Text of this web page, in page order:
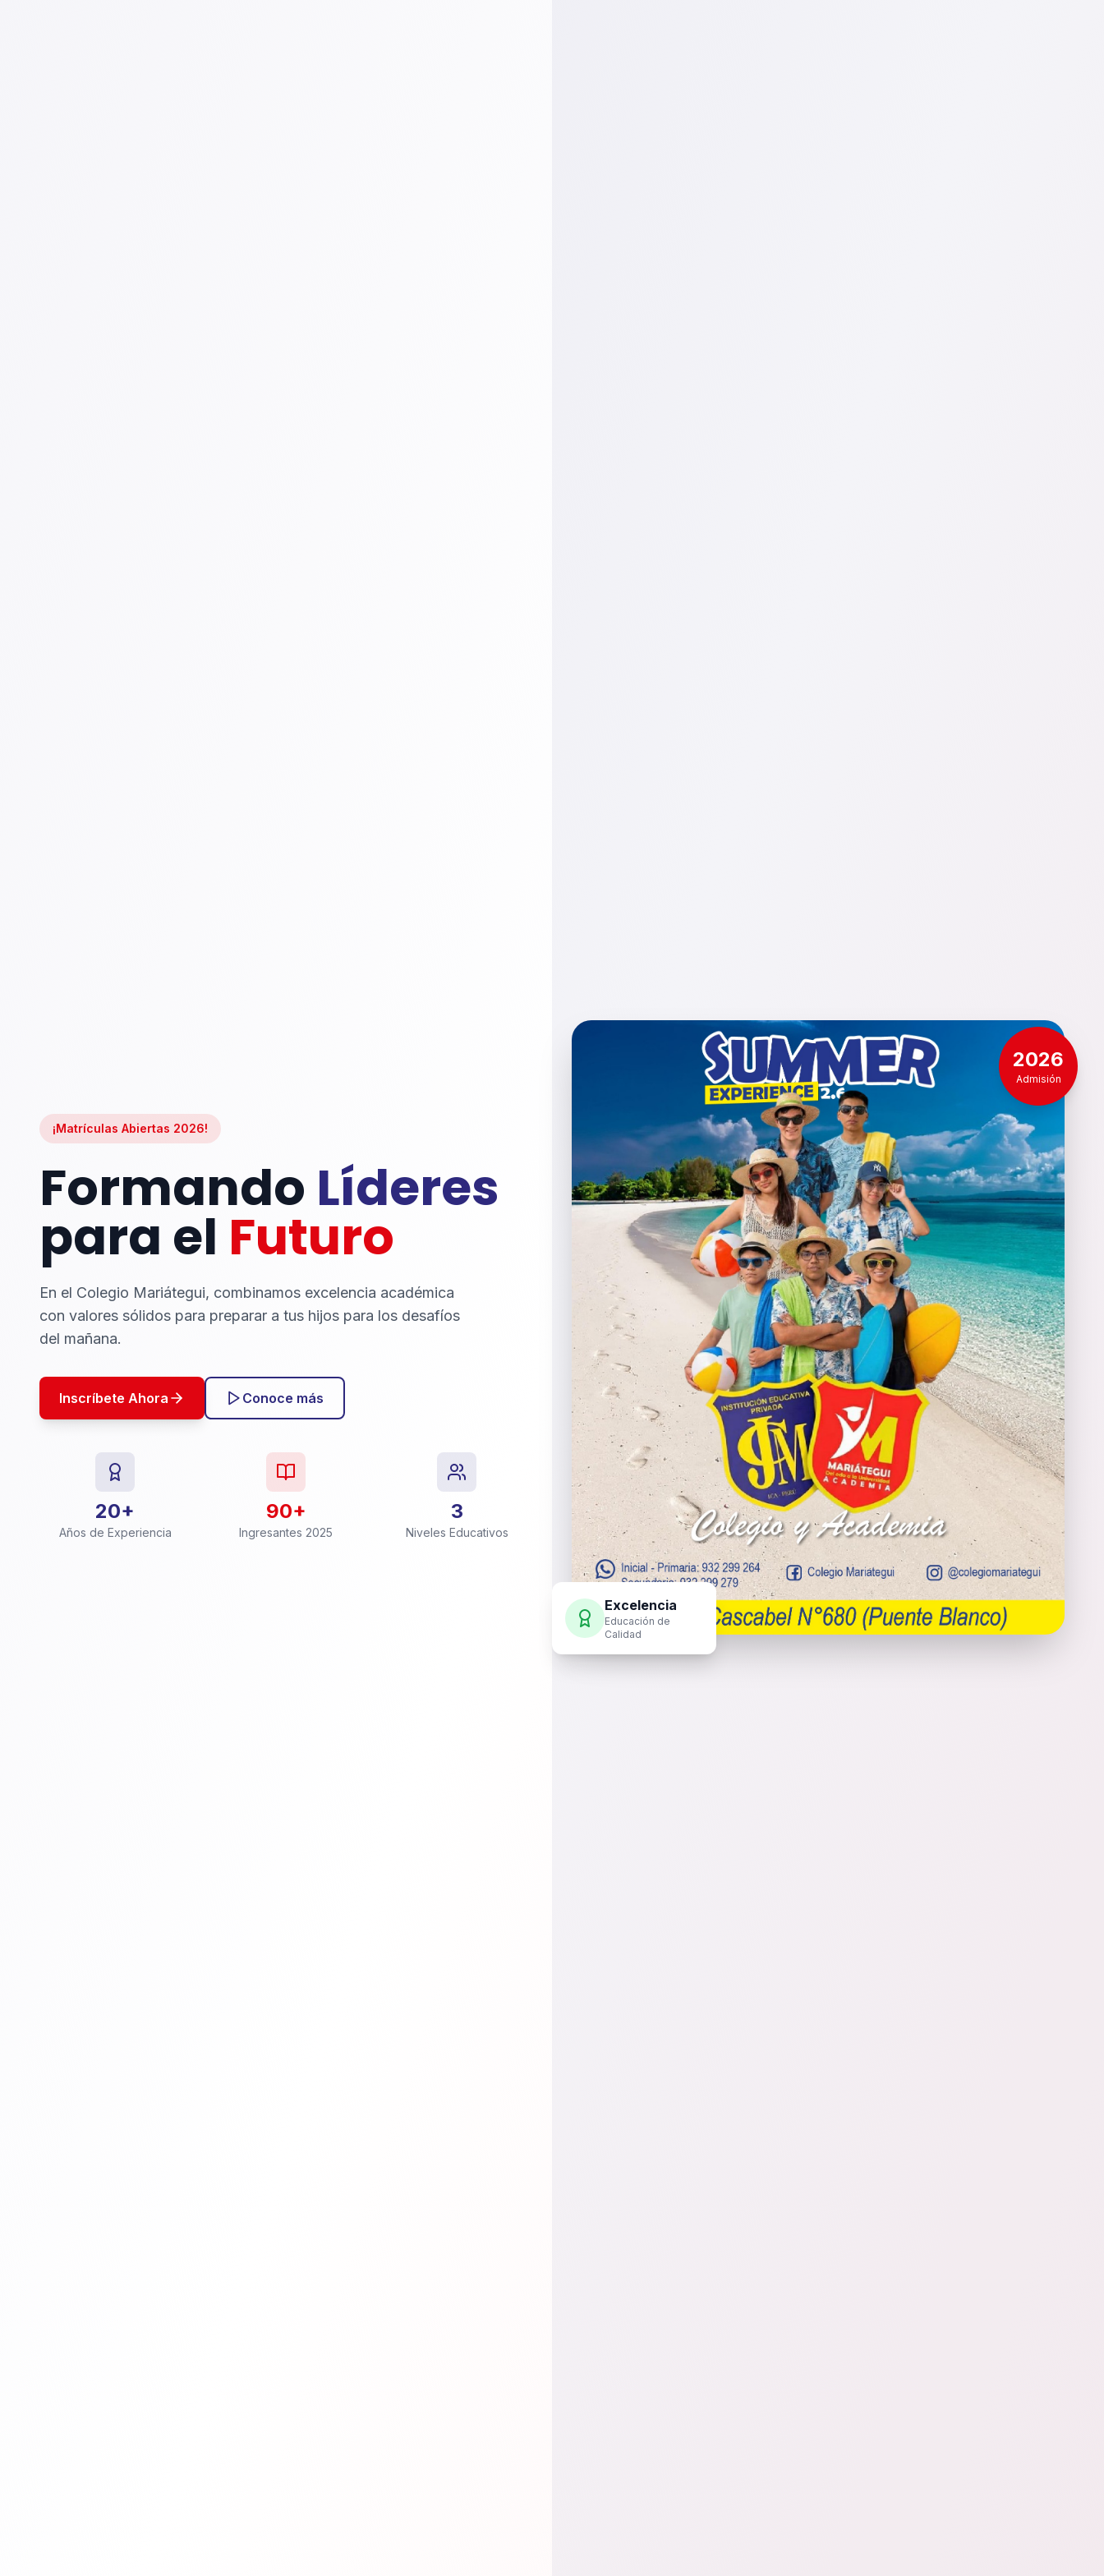
¡Matrículas Abiertas 2026!
Formando Líderes
para el Futuro
En el Colegio Mariátegui, combinamos excelencia académica
con valores sólidos para preparar a tus hijos para los desafíos
del mañana.
Inscríbete Ahora Conoce más
20+
Años de Experiencia
90+
Ingresantes 2025
3
Niveles Educativos
Excelencia
Educación de
Calidad
2026
Admisión